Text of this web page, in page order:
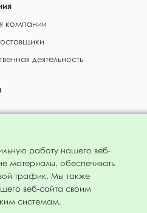
компании
деятельность
работу нашего веб-
материалы, обеспечивать
трафик. Мы также
веб-сайта своим
системам.